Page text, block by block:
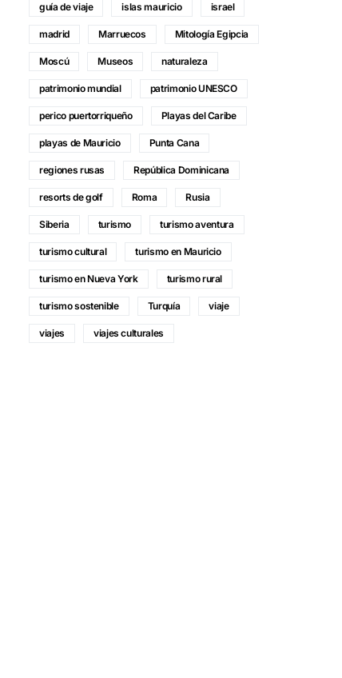
guía de viaje islas mauricio israel
madrid Marruecos Mitología Egipcia
Moscú Museos naturaleza
patrimonio mundial patrimonio UNESCO
perico puertorriqueño Playas del Caribe
playas de Mauricio Punta Cana
regiones rusas República Dominicana
resorts de golf Roma Rusia
Siberia turismo turismo aventura
turismo cultural turismo en Mauricio
turismo en Nueva York turismo rural
turismo sostenible Turquía viaje
viajes viajes culturales